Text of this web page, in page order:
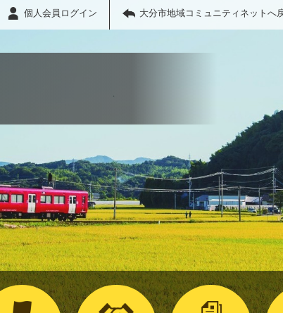
個人会員ログイン 大分市地域コミュニティネットへ